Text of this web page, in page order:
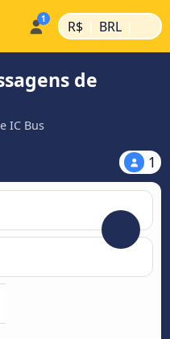
R$ | BRL |
de
IC Bus
1